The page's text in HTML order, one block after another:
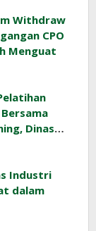
Withdraw
CPO
Menguat
Dinas
Industri
dalam